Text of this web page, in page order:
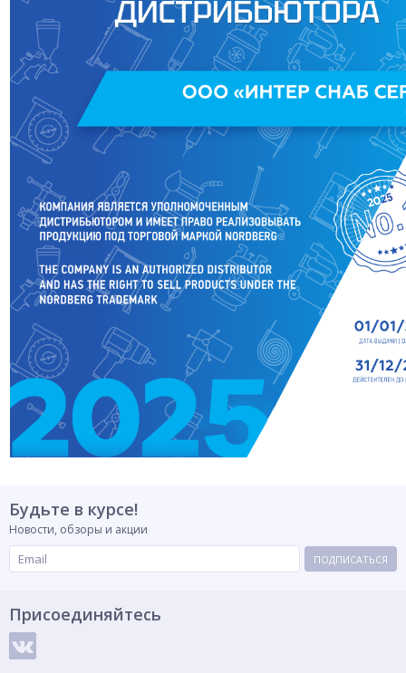
Будьте в курсе!
Новости, обзоры и акции
ПОДПИСАТЬСЯ
Присоединяйтесь